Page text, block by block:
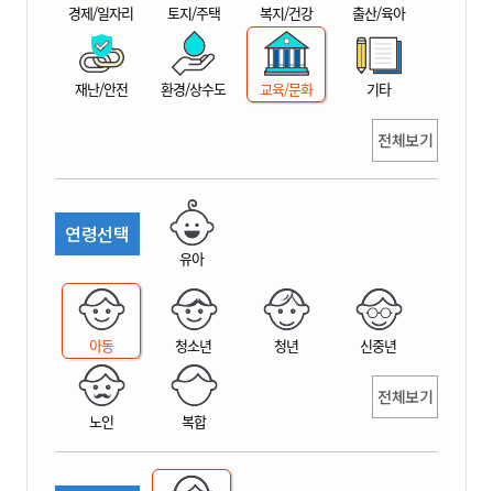
산
경제/일자리 토지/주택 복지/건강 출산/육아
재난/안전 환경/상수도 교육/문화 기타
전체보기
연령선택
유아
아동 청소년 청년 신중년
노인 복합
전체보기